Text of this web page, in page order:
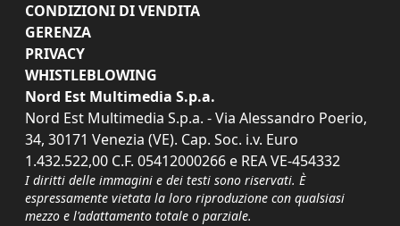
CONDIZIONI DI VENDITA
GERENZA
PRIVACY
WHISTLEBLOWING
Nord Est Multimedia S.p.a.
Nord Est Multimedia S.p.a. - Via Alessandro Poerio,
34, 30171 Venezia (VE). Cap. Soc. i.v. Euro
1.432.522,00 C.F. 05412000266 e REA VE-454332
I diritti delle immagini e dei testi sono riservati. È
espressamente vietata la loro riproduzione con qualsiasi
mezzo e l'adattamento totale o parziale.